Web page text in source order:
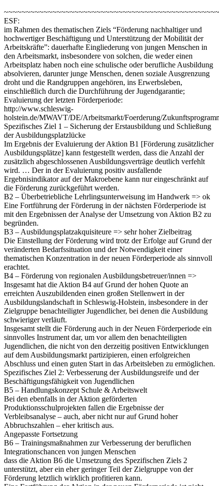
ESF:
im Rahmen des thematischen Ziels “Förderung nachhaltiger und
hochwertiger Beschäftigung und Unterstützung der Mobilität der
Arbeitskräfte”: dauerhafte Eingliederung von jungen Menschen in
den Arbeitsmarkt, insbesondere von solchen, die weder einen
Arbeitsplatz haben noch eine schulische oder berufliche Ausbildung
absolvieren, darunter junge Menschen, denen soziale Ausgrenzung
droht und die Randgruppen angehören, ins Erwerbsleben,
einschließlich durch die Durchführung der Jugendgarantie;
Evaluierung der letzten Förderperiode:
http://www.schleswig-
holstein.de/MWAVT/DE/Arbeitsmarkt/Foerderung/
Spezifisches Ziel 1 – Sicherung der Erstausbildung und Schließung
der Ausbildungsplatzlücke
Im Ergebnis der Evaluierung der Aktion B1 [Förderung zusätzlicher
Ausbildungsplätze] kann festgestellt werden, dass die Anzahl der
zusätzlich abgeschlossenen Ausbildungsverträge deutlich verfehlt
wird. … Der in der Evaluierung positiv ausfallende
Ergebnisindikator auf der Makroebene kann nur eingeschränkt auf
die Förderung zurückgeführt werden.
B2 – Überbetriebliche Lehrlingsunterweisung im Handwerk => ok
Eine Fortführung der Förderung in der nächsten Förderperiode ist
mit den Ergebnissen der Analyse der Umsetzung von Aktion B2 zu
begründen.
B3 – Ausbildungsplatzakquisiteure => sehr hoher Zielbeitrag
Die Einstellung der Förderung wird trotz der Erfolge auf Grund der
veränderten Bedarfssituation und der Notwendigkeit einer
thematischen Konzentration in der neuen Förderperiode als sinnvoll
erachtet.
B4 – Förderung von regionalen Ausbildungsbetreuer/innen =>
Insgesamt hat die Aktion B4 auf Grund der hohen Quote an
erreichten Auszubildenden einen großen Stellenwert in der
Ausbildungslandschaft in Schleswig-Holstein, insbesondere in der
Zielgruppe benachteiligter Jugendlicher, bei denen die Ausbildung
schwieriger verläuft.
Insgesamt stellt die Förderung auch in der Neuen Förderperiode ein
sinnvolles Instrument dar, um vor allem den benachteiligten
Jugendlichen, die nicht von den derzeitig positiven Entwicklungen
auf dem Ausbildungsmarkt partizipieren, einen erfolgreichen
Abschluss und einen guten Start in das Arbeitsleben zu ermöglichen.
Spezifisches Ziel 2: Verbesserung der Ausbildungsreife und der
Beschäftigungsfähigkeit von Jugendlichen
B5 – Handlungskonzept Schule & Arbeitswelt
Bei den ebenfalls in der Aktion geförderten
Produktionsschulprojekten fallen die Ergebnisse der
Verbleibsanalyse – auch, aber nicht nur auf Grund hoher
Abbruchszahlen – eher kritisch aus.
Angepasste Fortsetzung
B6 – Trainingsmaßnahmen zur Verbesserung der beruflichen
Integrationschancen von jungen Menschen
dass die Aktion B6 die Umsetzung des Spezifischen Ziels 2
unterstützt, aber ein eher geringer Teil der Zielgruppe von der
Förderung letztlich wirklich profitieren kann.